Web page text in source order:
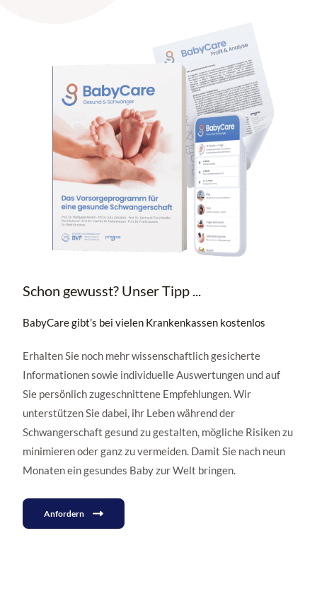
Schon gewusst? Unser Tipp ...
BabyCare gibt’s bei vielen Krankenkassen kostenlos
Erhalten Sie noch mehr wissenschaftlich gesicherte
Informationen sowie individuelle Auswertungen und auf
Sie persönlich zugeschnittene Empfehlungen. Wir
unterstützen Sie dabei, ihr Leben während der
Schwangerschaft gesund zu gestalten, mögliche Risiken zu
minimieren oder ganz zu vermeiden. Damit Sie nach neun
Monaten ein gesundes Baby zur Welt bringen.
Anfordern